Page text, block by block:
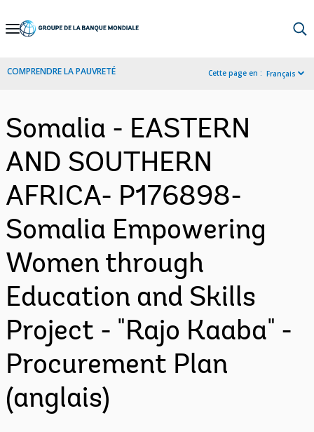
Skip
Navigation
COMPRENDRE LA PAUVRETÉ Cette page en : Français
Somalia - EASTERN
AND SOUTHERN
AFRICA- P176898-
Somalia Empowering
Women through
Education and Skills
Project - "Rajo Kaaba" -
Procurement Plan
(anglais)